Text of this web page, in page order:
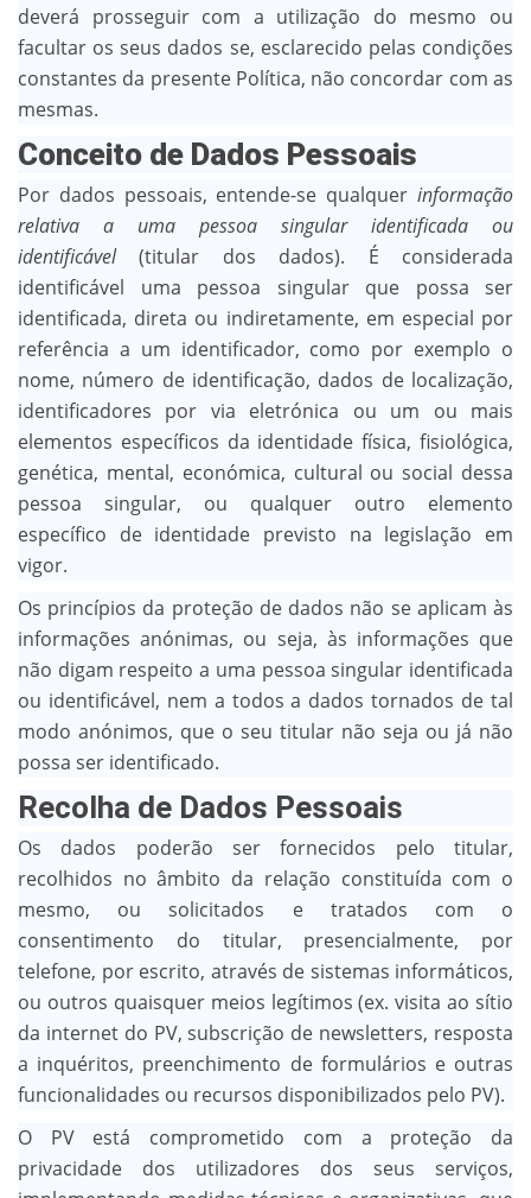
deverá prosseguir com a utilização do mesmo ou
facultar os seus dados se, esclarecido pelas condições
constantes da presente Política, não concordar com as
mesmas.
Conceito de Dados Pessoais
Por dados pessoais, entende-se qualquer informação
relativa a uma pessoa singular identificada ou
identificável(titular dos dados). É considerada
identificável uma pessoa singular que possa ser
identificada, direta ou indiretamente, em especial por
referência a um identificador, como por exemplo o
nome, número de identificação, dados de localização,
identificadores por via eletrónica ou um ou mais
elementos específicos da identidade física, fisiológica,
genética, mental, económica, cultural ou social dessa
pessoa singular, ou qualquer outro elemento
específico de identidade previsto na legislação em
vigor.
Os princípios da proteção de dados não se aplicam às
informações anónimas, ou seja, às informações que
não digam respeito a uma pessoa singular identificada
ou identificável, nem a todos a dados tornados de tal
modo anónimos, que o seu titular não seja ou já não
possa ser identificado.
Recolha de Dados Pessoais
Os dados poderão ser fornecidos pelo titular,
recolhidos no âmbito da relação constituída com o
mesmo, ou solicitados e tratados com o
consentimento do titular, presencialmente, por
telefone, por escrito, através de sistemas informáticos,
ou outros quaisquer meios legítimos (ex. visita ao sítio
da internet do PV, subscrição de newsletters, resposta
a inquéritos, preenchimento de formulários e outras
funcionalidades ou recursos disponibilizados pelo PV).
O PV está comprometido com a proteção da
privacidade dos utilizadores dos seus serviços,